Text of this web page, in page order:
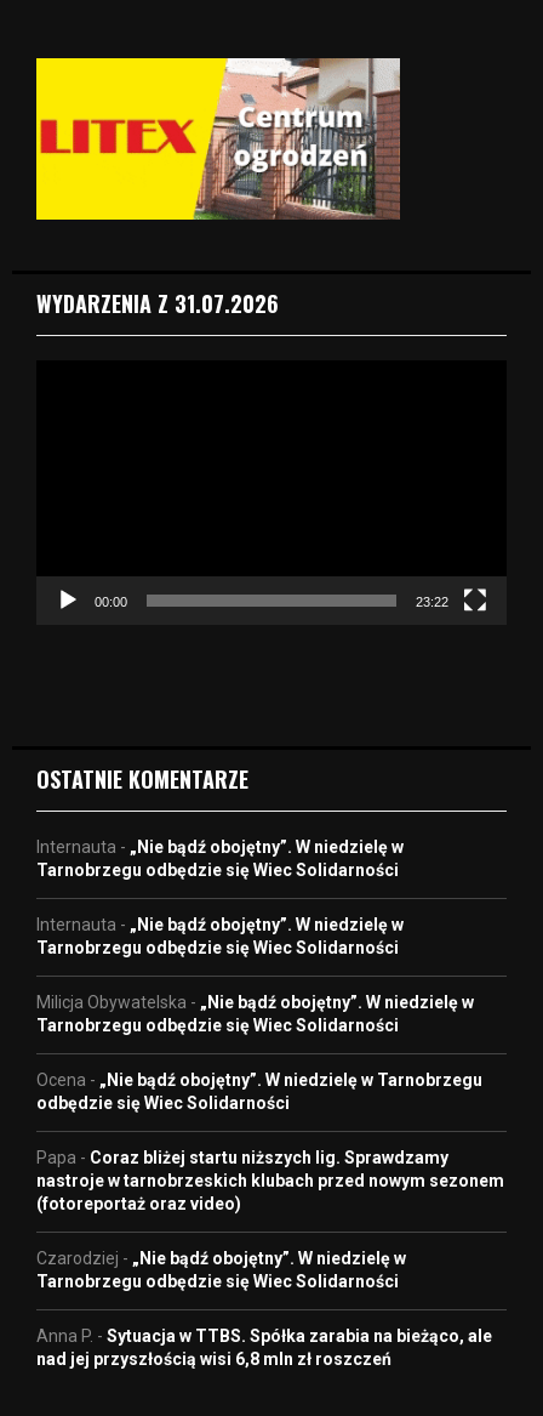
WYDARZENIA Z 31.07.2026
c
00:00 23:22
OSTATNIE KOMENTARZE
Internauta - „Nie bądź obojętny”. W niedzielę w
Tarnobrzegu odbędzie się Wiec Solidarności
Internauta - „Nie bądź obojętny”. W niedzielę w
Tarnobrzegu odbędzie się Wiec Solidarności
Milicja Obywatelska - „Nie bądź obojętny”. W niedzielę w
Tarnobrzegu odbędzie się Wiec Solidarności
Ocena - „Nie bądź obojętny”. W niedzielę w Tarnobrzegu
odbędzie się Wiec Solidarności
Papa - Coraz bliżej startu niższych lig. Sprawdzamy
nastroje w tarnobrzeskich klubach przed nowym sezonem
(fotoreportaż oraz video)
Czarodziej - „Nie bądź obojętny”. W niedzielę w
Tarnobrzegu odbędzie się Wiec Solidarności
Anna P. - Sytuacja w TTBS. Spółka zarabia na bieżąco, ale
nad jej przyszłością wisi 6,8 mln zł roszczeń